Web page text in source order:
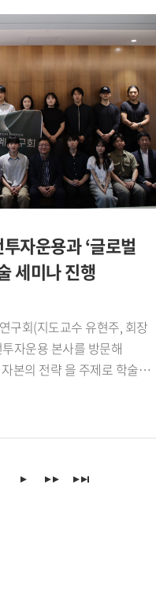
회성 측정에
시간 스마트워치 생체
간으로 안전벨트를 매고
라 및 보험 산업(인슈어테크)
민이 안전하게 국가 표준 체력
다하겠다 고 소감을 밝혔다.
이온을, 8강에서는
4강에 올랐다. 준결승에서는
선전한 끝에 공동 3위로
국 대학 축구 동아리와 학회
대회로, 아이웨이는 이번
을 입증했다.
아이웨이는 학부 재학생들로
대회와 교류전에 참가하며
자운용과 ‘글로벌
세미나 진행
구회(지도교수 유현주, 회장
자운용 본사를 방문해
로벌 자본의 흐름과 투자
재 양성을 위해 운영하는